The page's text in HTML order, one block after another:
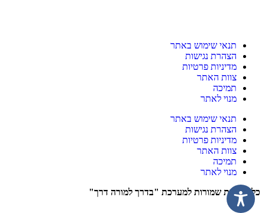
תנאי שימוש באתר
הצהרת נגישות
מדיניות פרטיות
צוות האתר
תמיכה
מנוי לאתר
תנאי שימוש באתר
הצהרת נגישות
מדיניות פרטיות
צוות האתר
תמיכה
מנוי לאתר
כל הזכויות שמורות למערכת "בדרך למורה דרך"